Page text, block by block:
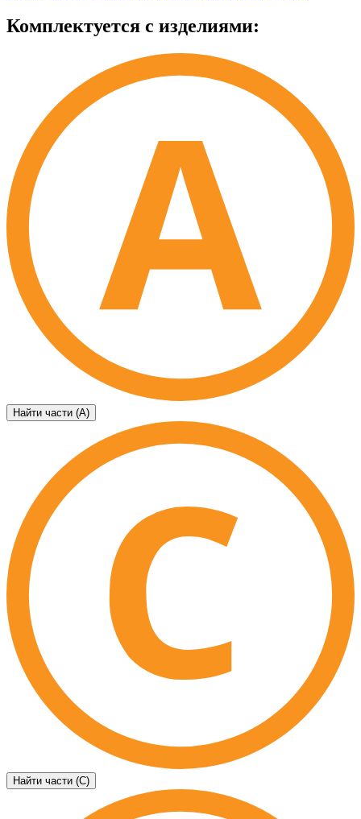
Комплектуется с изделиями:
Найти части (А)
Найти части (C)